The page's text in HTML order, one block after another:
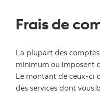
Frais de
La plupart des
minimum ou imposent
Le montant de ceux-ci
des services dont vous